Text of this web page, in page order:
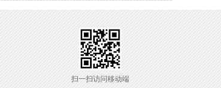
扫一扫访问移动端